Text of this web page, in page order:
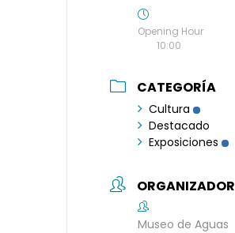
Opening Hour
10:00
CATEGORÍA
Cultura
Destacado
Exposiciones
ORGANIZADOR
Museo de Aguas